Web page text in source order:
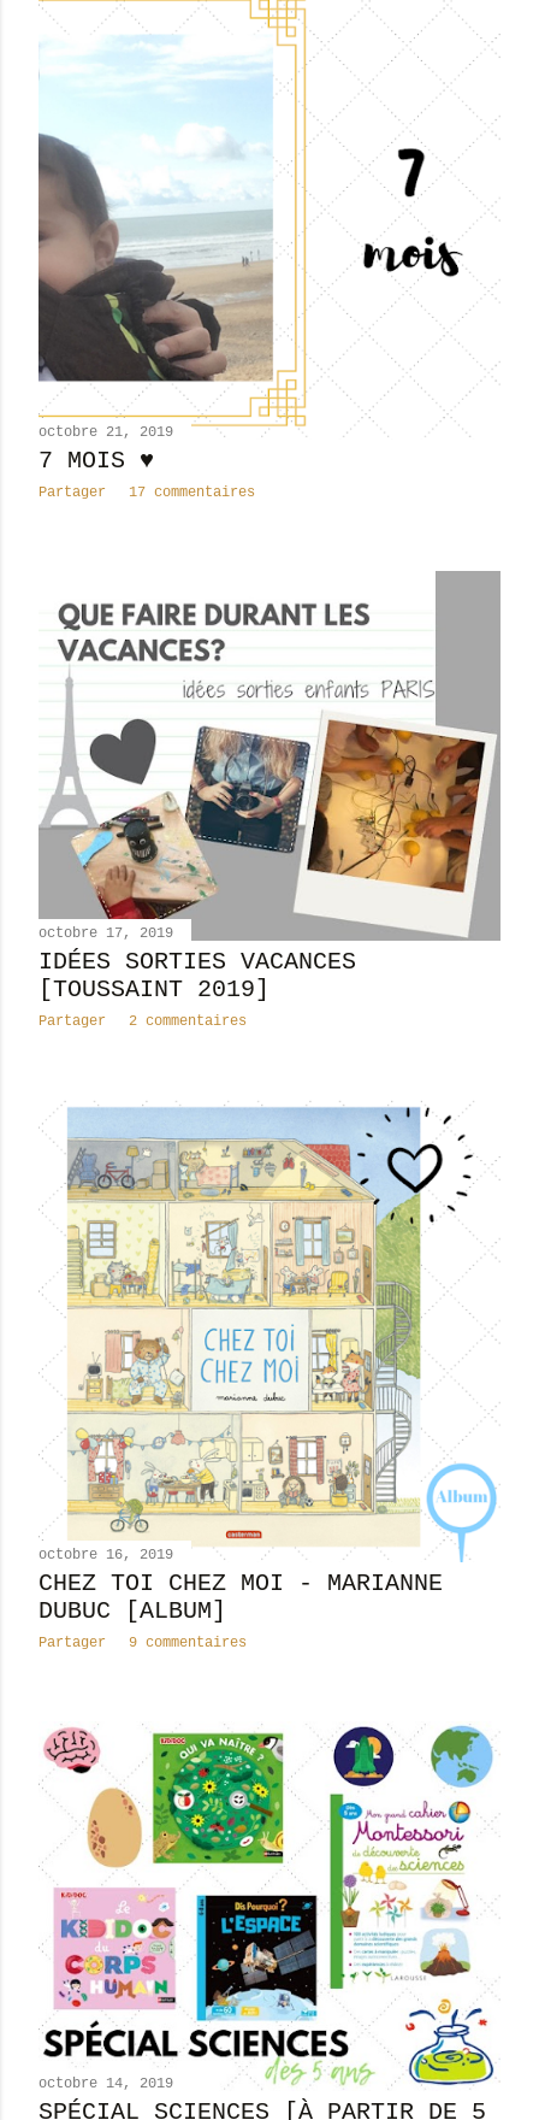
octobre 21, 2019
7 MOIS ♥
Partager 17 commentaires
octobre 17, 2019
IDÉES SORTIES VACANCES
[TOUSSAINT 2019]
Partager 2 commentaires
octobre 16, 2019
CHEZ TOI CHEZ MOI - MARIANNE
DUBUC [ALBUM]
Partager 9 commentaires
octobre 14, 2019
SPÉCIAL SCIENCES [À PARTIR DE 5